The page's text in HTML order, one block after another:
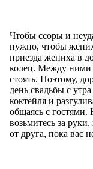
Чтобы ссоры и
нужно, чтобы
приезда жениха в
колец. Между ними
стоять. Поэтому,
день свадьбы с
коктейля и
общаясь с гостями.
возьмитесь за
от друга, пока вас